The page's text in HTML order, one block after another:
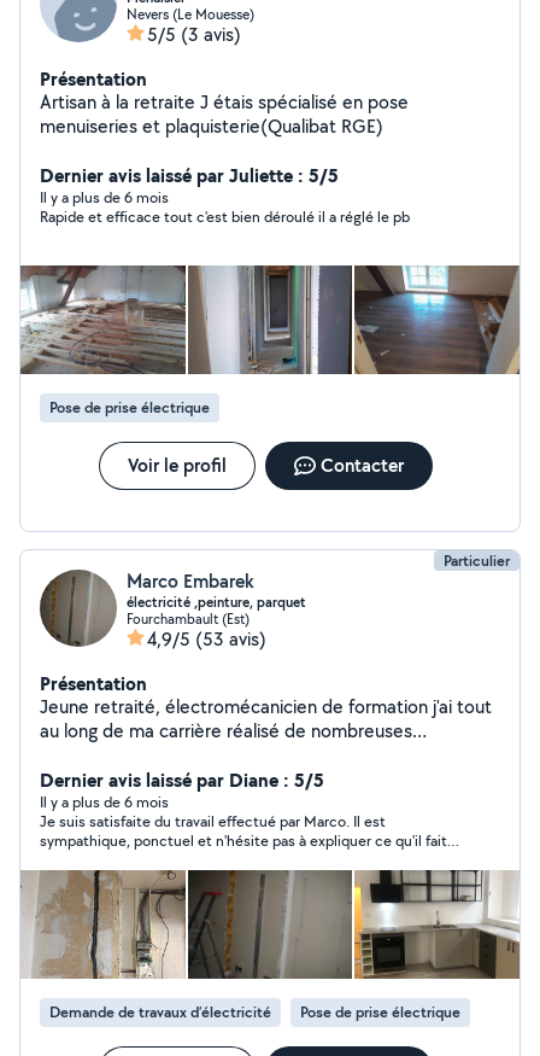
Nevers (Le Mouesse)
5/5 (3 avis)
Présentation
Artisan à la retraite J étais spécialisé en pose
menuiseries et plaquisterie(Qualibat RGE)
Dernier avis laissé par Juliette : 5/5
Il y a plus de 6 mois
Rapide et efficace tout c'est bien déroulé il a réglé le pb
Pose de prise électrique
Voir le profil Contacter
Particulier
Marco Embarek
électricité ,peinture, parquet
Fourchambault (Est)
4,9/5 (53 avis)
Présentation
Jeune retraité, électromécanicien de formation j'ai tout
au long de ma carrière réalisé de nombreuses
technicien SAV j'ai participé à des projets entreprises et
aussi gérant d'entreprise.Maintenant je propose mes
services et expériences en bricolage et petits travaux,
électricité, peinture,montage de meubles, parquet
flottant etc .
Dernier avis laissé par Diane : 5/5
Il y a plus de 6 mois
Je suis satisfaite du travail effectué par Marco. Il est
sympathique, ponctuel et n'hésite pas à expliquer ce qu'il fait.
Demande de travaux d’électricité Pose de prise électrique